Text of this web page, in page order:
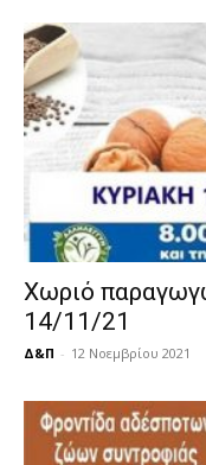
Χωριό
14/11/21
Δ&Π - 12 Νοεμβρίου 2021